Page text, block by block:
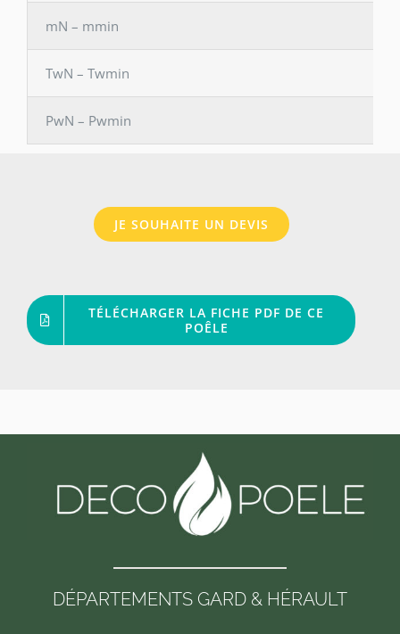
mN – mmin
TwN – Twmin
PwN – Pwmin
JE SOUHAITE UN DEVIS
TÉLÉCHARGER LA FICHE PDF DE CE
POÊLE
DÉPARTEMENTS GARD & HÉRAULT